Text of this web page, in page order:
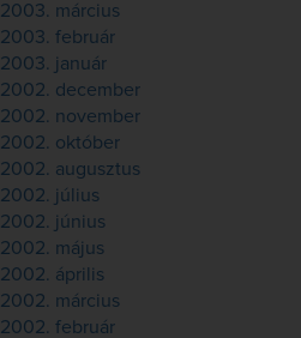
2003. március
2003. február
2003. január
2002. december
2002. november
2002. október
2002. augusztus
2002. július
2002. június
2002. május
2002. április
2002. március
2002. február